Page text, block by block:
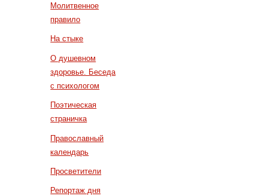
Молитвенное
правило
На стыке
О душевном
здоровье. Беседа
с психологом
Поэтическая
страничка
Православный
календарь
Просветители
Репортаж дня